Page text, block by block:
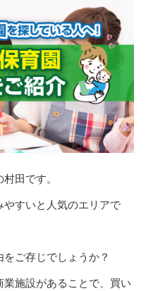
田です。
やすいと人気のエリアで
ご存じでしょうか？
施設があることで、買い